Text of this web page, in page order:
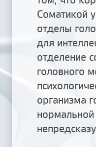
Соматикой
отделы
для
отделение
головного
организма